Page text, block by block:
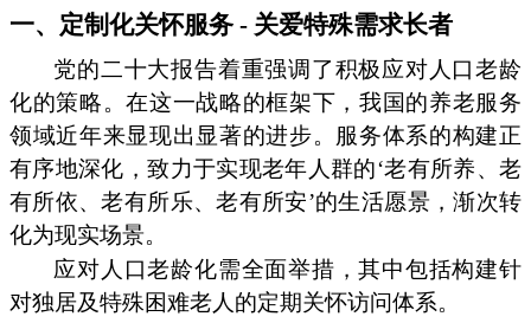
一、定制化关怀服务 - 关爱特殊需求长者
党的二十大报告着重强调了积极应对人口老龄
化的策略。在这一战略的框架下，我国的养老服务
领域近年来显现出显著的进步。服务体系的构建正
有序地深化，致力于实现老年人群的‘老有所养、老
有所依、老有所乐、老有所安’的生活愿景，渐次转
化为现实场景。
应对人口老龄化需全面举措，其中包括构建针
对独居及特殊困难老人的定期关怀访问体系。